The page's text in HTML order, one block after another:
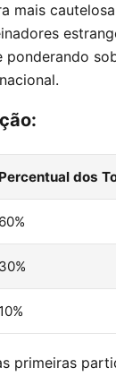
mais
ponderando
Percentual dos
60%
30%
10%
primeiras